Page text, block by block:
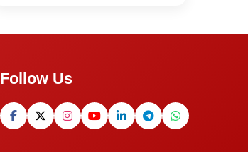
Follow Us